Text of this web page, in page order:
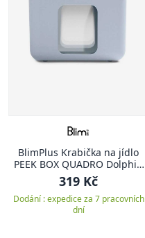
BlimPlus Krabička na jídlo
PEEK BOX QUADRO Dolphin
vel. S
319 Kč
Dodání : expedice za 7 pracovních
dní